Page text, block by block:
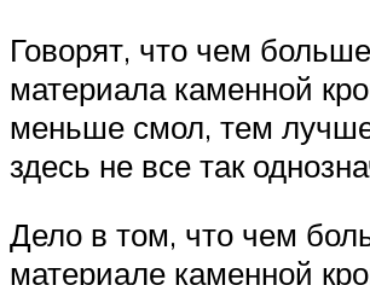
Говорят, что чем
материала каменной
меньше смол, тем
здесь не все так
Дело в том, что чем
материале каменной